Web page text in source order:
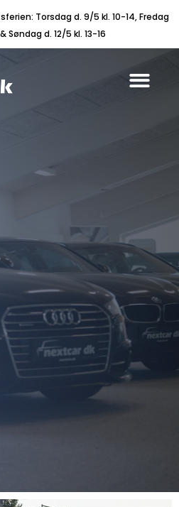
Torsdag d. 9/5 kl. 10-14, Fredag
Søndag d. 12/5 kl. 13-16